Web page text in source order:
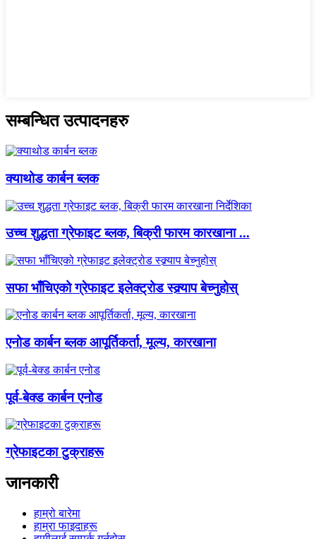
सम्बन्धित उत्पादनहरु
क्याथोड कार्बन ब्लक
उच्च शुद्धता ग्रेफाइट ब्लक, बिक्री फारम कारखाना ...
सफा भाँचिएको ग्रेफाइट इलेक्ट्रोड स्क्र्याप बेच्नुहोस्
एनोड कार्बन ब्लक आपूर्तिकर्ता, मूल्य, कारखाना
पूर्व-बेक्ड कार्बन एनोड
ग्रेफाइटका टुक्राहरू
जानकारी
हाम्रो बारेमा
हाम्रा फाइदाहरू